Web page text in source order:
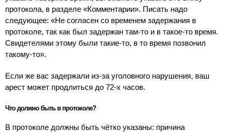
протокола, в разделе «Комментарии». Писать надо
следующее: «Не согласен со временем задержания в
протоколе, так как был задержан там-то и в такое-то время.
Свидетелями этому были такие-то, в то время позвонил
такому-то».
Если же вас задержали из-за уголовного нарушения, ваш
арест может продлиться до 72-х часов.
Что должно быть в протоколе?
В протоколе должны быть чётко указаны: причина